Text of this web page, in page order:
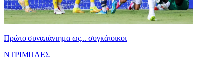
Πρώτο συναπάντημα ως... συγκάτοικοι
ΝΤΡΙΜΠΛΕΣ